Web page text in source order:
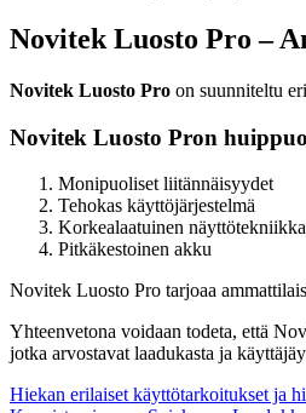
Novitek Luosto Pro –
Novitek Luosto Pro on suunniteltu
Novitek Luosto Pron
Monipuoliset liitännäisyydet
Tehokas käyttöjärjestelmä
Korkealaatuinen näyttötekniikka
Pitkäkestoinen akku
Novitek Luosto Pro tarjoaa
Yhteenvetona voidaan todeta, että
jotka arvostavat laadukasta ja
Hiekan erilaiset käyttötarkoitukset ja